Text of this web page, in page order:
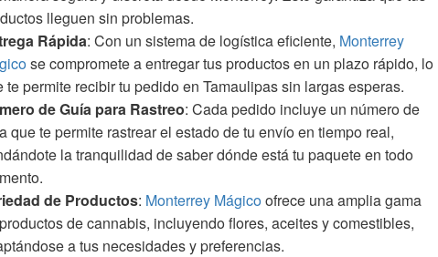
lleguen sin problemas.
Rápida: Con un sistema de logística eficiente, Monterrey
se compromete a entregar tus productos en un plazo rápido, lo
te permite recibir tu pedido en Tamaulipas sin largas esperas.
de Guía para Rastreo: Cada pedido incluye un número de
que te permite rastrear el estado de tu envío en tiempo real,
la tranquilidad de saber dónde está tu paquete en todo
de Productos: Monterrey Mágicoofrece una amplia gama
de cannabis, incluyendo flores, aceites y comestibles,
a tus necesidades y preferencias.